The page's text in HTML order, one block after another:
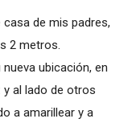
de mis padres,
2 metros.
ubicación, en
al lado de otros
a amarillear y a